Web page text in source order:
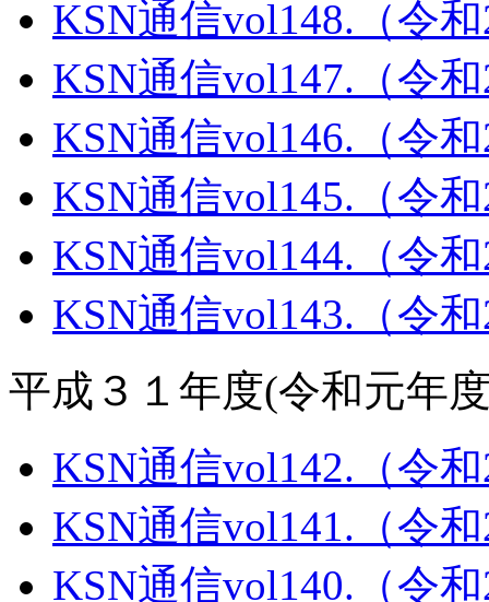
KSN通信vol148.（令
KSN通信vol147.（令
KSN通信vol146.（令
KSN通信vol145.（令
KSN通信vol144.（令
KSN通信vol143.（令
平成３１年度(令和元年
KSN通信vol142.（令
KSN通信vol141.（令
KSN通信vol140.（令